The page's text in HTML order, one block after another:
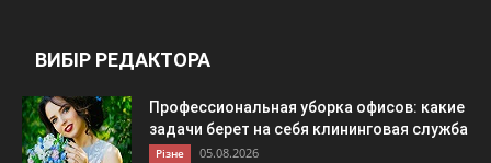
ВИБІР РЕДАКТОРА
Профессиональная уборка офисов: какие
задачи берет на себя клининговая служба
Різне 05.08.2026